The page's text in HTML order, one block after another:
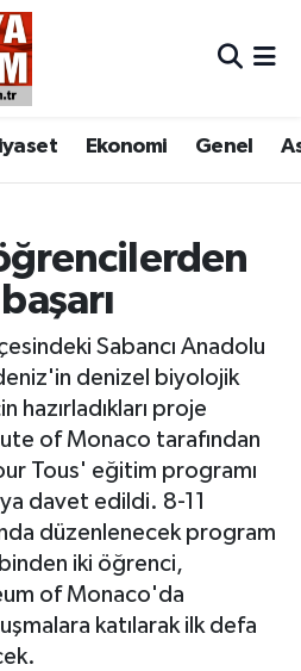
Ekonomi Genel
Sabancı Anadolu
denizel biyolojik
hazırladıkları proje
of Monaco tarafından
Tous' eğitim programı
davet edildi. 8-11
düzenlenecek program
iki öğrenci,
of Monaco'da
katılarak ilk defa
Haritası
ve Fikstür